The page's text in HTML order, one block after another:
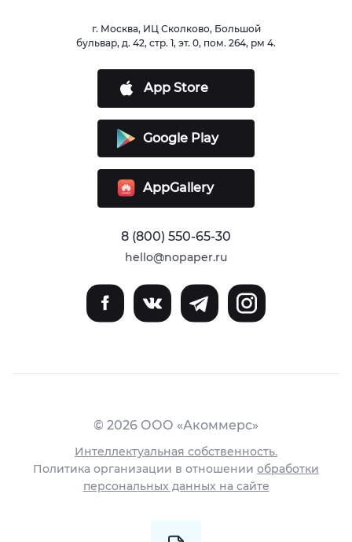
г. Москва, ИЦ Сколково, Большой
бульвар, д. 42, стр. 1, эт. 0, пом. 264, рм 4.
App Store
Google Play
AppGallery
8 (800) 550-65-30
hello@nopaper.ru
© 2026 ООО «Акоммерс»
Интеллектуальная собственность.
Политика организации в отношении обработки
персональных данных на сайте